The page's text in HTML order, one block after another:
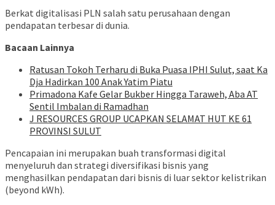
Berkat digitalisasi PLN salah satu perusahaan dengan
pendapatan terbesar di dunia.
Bacaan Lainnya
Ratusan Tokoh Terharu di Buka Puasa IPHI Sulut, saat Ka
Dja Hadirkan 100 Anak Yatim Piatu
Primadona Kafe Gelar Bukber Hingga Taraweh, Aba AT
Sentil Imbalan di Ramadhan
J RESOURCES GROUP UCAPKAN SELAMAT HUT KE 61
PROVINSI SULUT
Pencapaian ini merupakan buah transformasi digital
menyeluruh dan strategi diversifikasi bisnis yang
menghasilkan pendapatan dari bisnis di luar sektor kelistrikan
(beyond kWh).